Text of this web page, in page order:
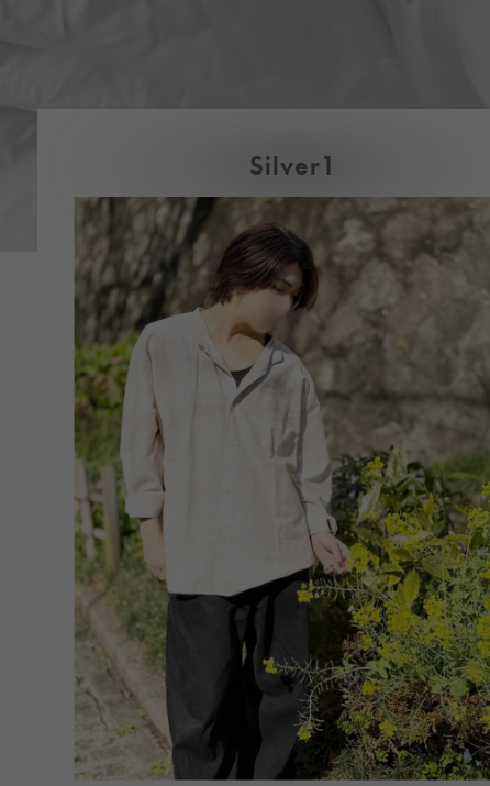
Silver1